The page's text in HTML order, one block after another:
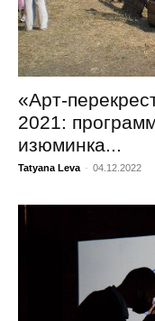
«Арт-
2021:
изюминка...
Tatyana Leva - 04.12.2022